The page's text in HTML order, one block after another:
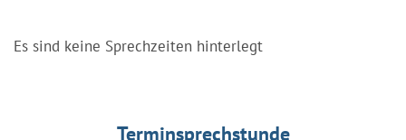
Es sind keine Sprechzeiten hinterlegt
Terminsprechstunde